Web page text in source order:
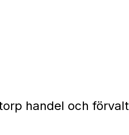
handel och